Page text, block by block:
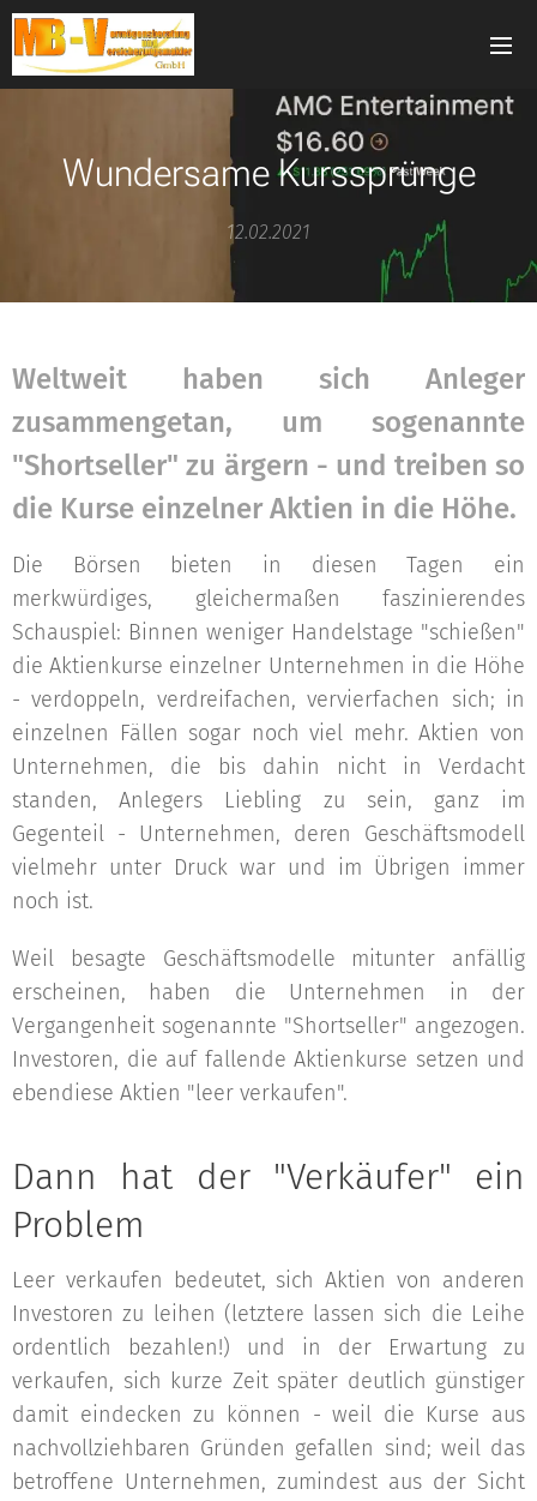
Wundersame Kurssprünge
12.02.2021
Weltweit haben sich Anleger
zusammengetan, um sogenannte
"Shortseller" zu ärgern - und treiben so
die Kurse einzelner Aktien in die Höhe.
Die Börsen bieten in diesen Tagen ein
merkwürdiges, gleichermaßen faszinierendes
Schauspiel: Binnen weniger Handelstage "schießen"
die Aktienkurse einzelner Unternehmen in die Höhe
- verdoppeln, verdreifachen, vervierfachen sich; in
einzelnen Fällen sogar noch viel mehr. Aktien von
Unternehmen, die bis dahin nicht in Verdacht
standen, Anlegers Liebling zu sein, ganz im
Gegenteil - Unternehmen, deren Geschäftsmodell
vielmehr unter Druck war und im Übrigen immer
noch ist.
Weil besagte Geschäftsmodelle mitunter anfällig
erscheinen, haben die Unternehmen in der
Vergangenheit sogenannte "Shortseller" angezogen.
Investoren, die auf fallende Aktienkurse setzen und
ebendiese Aktien "leer verkaufen".
Dann hat der "Verkäufer" ein
Problem
Leer verkaufen bedeutet, sich Aktien von anderen
Investoren zu leihen (letztere lassen sich die Leihe
ordentlich bezahlen!) und in der Erwartung zu
verkaufen, sich kurze Zeit später deutlich günstiger
damit eindecken zu können - weil die Kurse aus
nachvollziehbaren Gründen gefallen sind; weil das
betroffene Unternehmen, zumindest aus der Sicht